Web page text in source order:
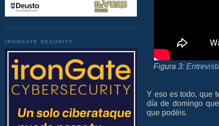
IRONGATE SECURITY
Figura 3:
Y eso es todo, que
día de domingo
que podéis.